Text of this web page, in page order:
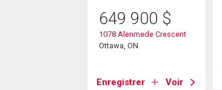
649 900 $
1078 Alenmede Crescent
Ottawa, ON
Enregistrer Voir